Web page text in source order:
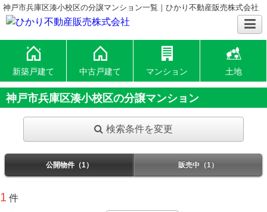
神戸市兵庫区湊小校区の分譲マンション一覧｜ひかり不動産販売株式会社
新築戸建て 中古戸建て マンション 土地
神戸市兵庫区湊小校区の分譲マンション
検索条件を変更
公開物件（1） 販売中（1）
1 件